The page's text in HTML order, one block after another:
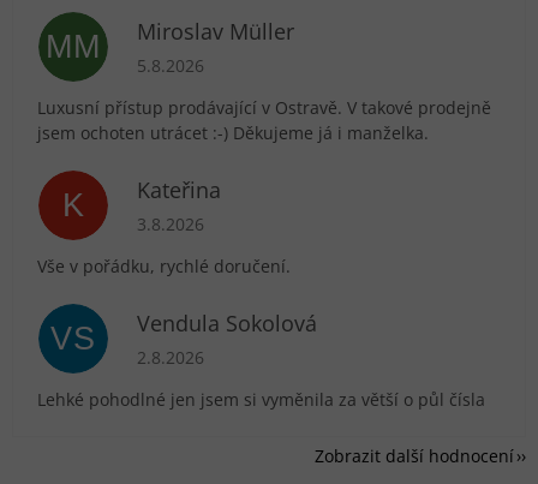
MM Miroslav Müller
Hodnocení obchodu je 5 z 5 hvězdiček.
5.8.2026
Luxusní přístup prodávající v Ostravě. V takové prodejně
jsem ochoten utrácet :-) Děkujeme já i manželka.
K Kateřina
Hodnocení obchodu je 5 z 5 hvězdiček.
3.8.2026
Vše v pořádku, rychlé doručení.
VS Vendula Sokolová
Hodnocení obchodu je 5 z 5 hvězdiček.
2.8.2026
Lehké pohodlné jen jsem si vyměnila za větší o půl čísla
Zobrazit další hodnocení